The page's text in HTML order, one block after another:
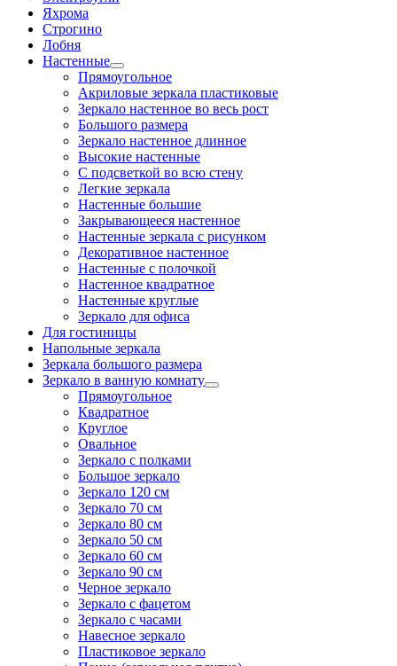
Яхрома
Строгино
Лобня
Настенные
Прямоугольное
Акриловые зеркала пластиковые
Зеркало настенное во весь рост
Большого размера
Зеркало настенное длинное
Высокие настенные
С подсветкой во всю стену
Легкие зеркала
Настенные большие
Закрывающееся настенное
Настенные зеркала с рисунком
Декоративное настенное
Настенные с полочкой
Настенное квадратное
Настенные круглые
Зеркало для офиса
Для гостиницы
Напольные зеркала
Зеркала большого размера
Зеркало в ванную комнату
Прямоугольное
Квадратное
Круглое
Овальное
Зеркало с полками
Большое зеркало
Зеркало 120 см
Зеркало 70 см
Зеркало 80 см
Зеркало 50 см
Зеркало 60 см
Зеркало 90 см
Черное зеркало
Зеркало с фацетом
Зеркало с часами
Навесное зеркало
Пластиковое зеркало